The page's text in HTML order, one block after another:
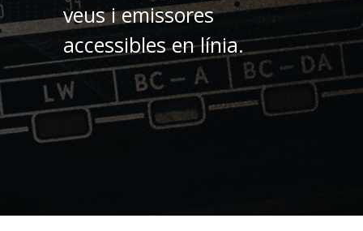
veus i emissores
accessibles en línia.